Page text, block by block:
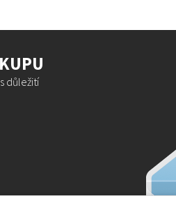
důležití